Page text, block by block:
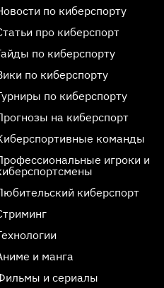
по киберспорту
про киберспорт
по киберспорту
по киберспорту
по киберспорту
на киберспорт
команды
игроки и
киберспорт
и манга
и сериалы